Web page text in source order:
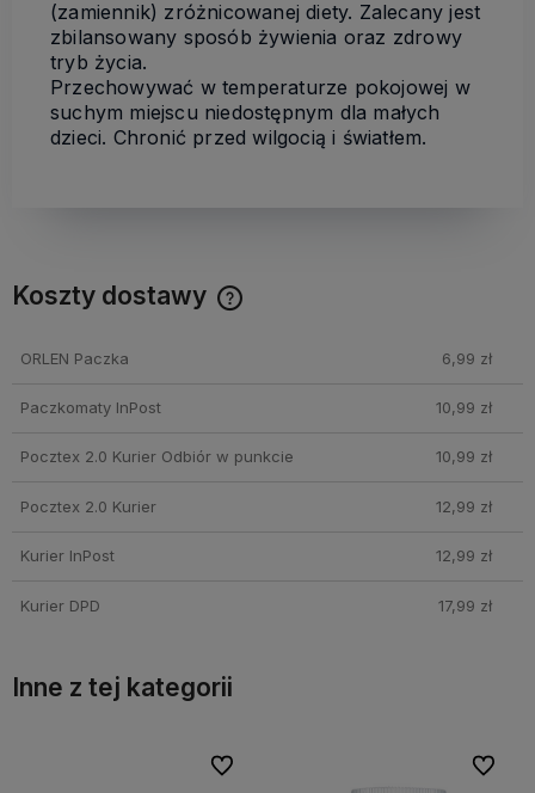
(zamiennik) zróżnicowanej diety. Zalecany jest
zbilansowany sposób żywienia oraz zdrowy
tryb życia.
Przechowywać w temperaturze pokojowej w
suchym miejscu niedostępnym dla małych
dzieci. Chronić przed wilgocią i światłem.
Koszty dostawy
ORLEN Paczka 6,99 zł
Paczkomaty InPost 10,99 zł
Pocztex 2.0 Kurier Odbiór w punkcie 10,99 zł
Pocztex 2.0 Kurier 12,99 zł
Kurier InPost 12,99 zł
Kurier DPD 17,99 zł
Inne z tej kategorii
Do ulubionych
Do ulubionych Do
Do